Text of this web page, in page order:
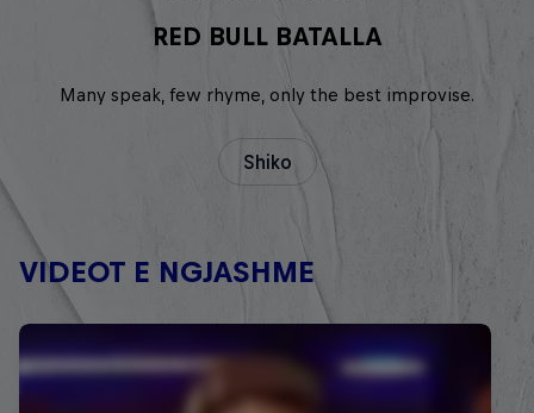
RED BULL BATALLA
Many speak, few rhyme, only the best improvise.
Shiko
VIDEOT E NGJASHME